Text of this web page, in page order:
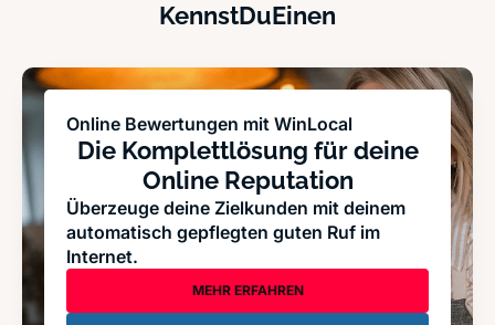
KennstDuEinen
Online Bewertungen mit WinLocal
Die Komplettlösung für deine
Online Reputation
Überzeuge deine Zielkunden mit deinem
automatisch gepflegten guten Ruf im
Internet.
MEHR ERFAHREN